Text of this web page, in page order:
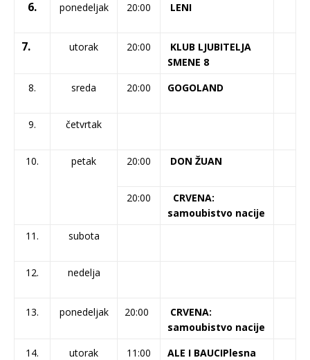
6. ponedeljak 20:00 LENI
7. utorak 20:00
KLUB LJUBITELJA
SMENE 8
8.
sreda 20:00 GOGOLAND
9. četvrtak
10. petak 20:00 DON ŽUAN
20:00
CRVENA:
samoubistvo nacije
11.
subota
12. nedelja
13. ponedeljak 20:00
CRVENA:
samoubistvo nacije
14.
utorak 11:00 ALE I BAUCIPlesna